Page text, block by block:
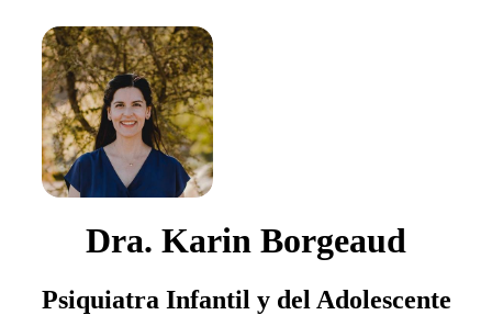
Dra. Karin Borgeaud
Psiquiatra Infantil y del Adolescente